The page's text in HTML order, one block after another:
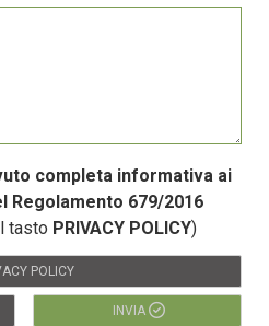
completa informativa ai
Regolamento 679/2016
tasto PRIVACY POLICY)
POLICY
INVIA